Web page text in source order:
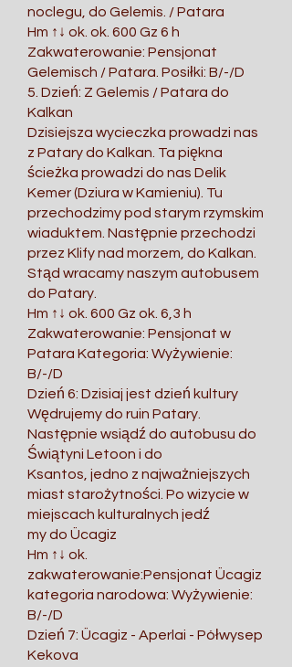
noclegu, do Gelemis. / Patara
Hm ↑↓ ok. ok. 600 Gz 6 h
Zakwaterowanie: Pensjonat
Gelemisch / Patara. Posiłki: B/-/D
5. Dzień: Z Gelemis / Patara do
Kalkan
Dzisiejsza wycieczka prowadzi nas
z Patary do Kalkan. Ta piękna
ścieżka prowadzi do nas Delik
Kemer (Dziura w Kamieniu). Tu
przechodzimy pod starym rzymskim
wiaduktem. Następnie przechodzi
przez Klify nad morzem, do Kalkan.
Stąd wracamy naszym autobusem
do Patary.
Hm ↑↓ ok. 600 Gz ok. 6,3 h
Zakwaterowanie: Pensjonat w
Patara Kategoria: Wyżywienie:
B/-/D
Dzień 6: Dzisiaj jest dzień kultury
Wędrujemy do ruin Patary.
Następnie wsiądź do autobusu do
Świątyni Letoon i do
Ksantos, jedno z najważniejszych
miast starożytności. Po wizycie w
miejscach kulturalnych jedź
my do Ücagiz
Hm ↑↓ ok.
zakwaterowanie:Pensjonat Ücagiz
kategoria narodowa: Wyżywienie:
B/-/D
Dzień 7: Ücagiz - Aperlai - Półwysep
Kekova